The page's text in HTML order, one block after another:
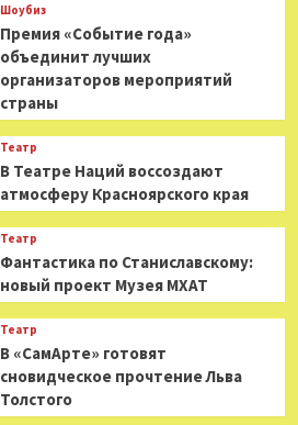
Шоубиз
Премия «Событие года»
объединит лучших
организаторов мероприятий
страны
Театр
В Театре Наций воссоздают
атмосферу Красноярского края
Театр
Фантастика по Станиславскому:
новый проект Музея МХАТ
Театр
В «СамАрте» готовят
сновидческое прочтение Льва
Толстого